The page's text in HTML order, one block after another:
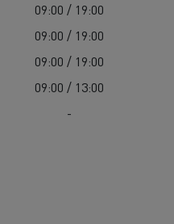
09:00 / 19:00
09:00 / 19:00
09:00 / 19:00
09:00 / 13:00
-